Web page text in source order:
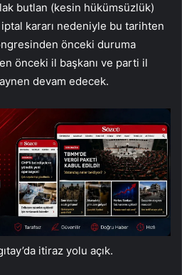
butlan (kesin hükümsüzlük)
kararı nedeniyle bu tarihten
önceki duruma
önceki il başkanı ve parti il
devam edecek.
itiraz yolu açık.